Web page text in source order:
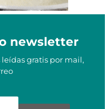
newsletter
gratis por mail,